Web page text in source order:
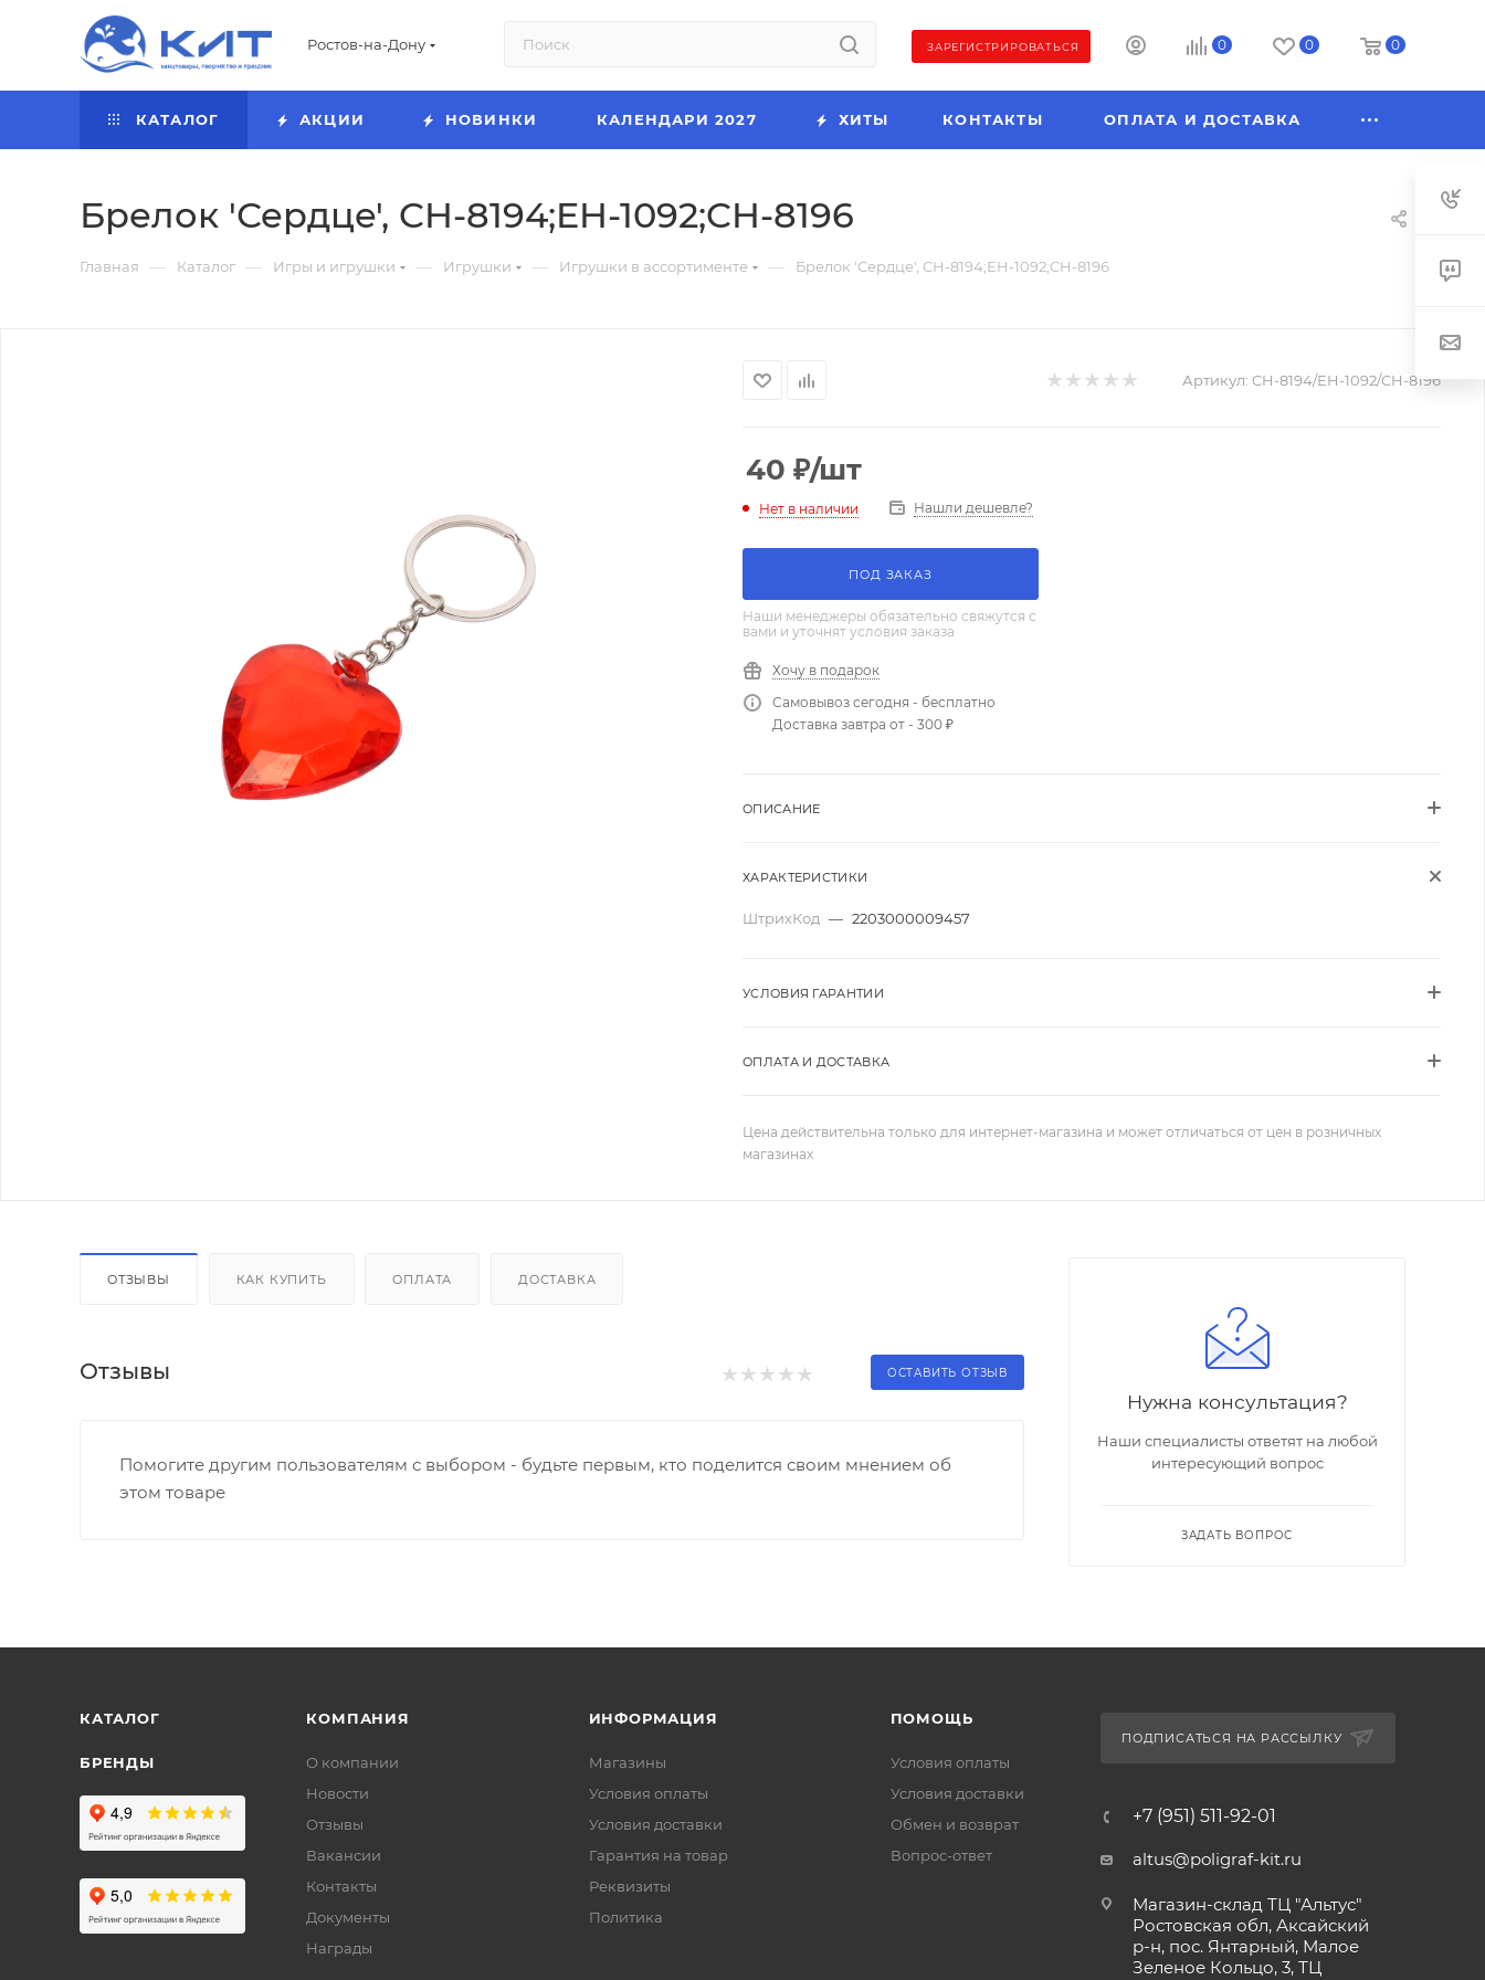
Ростов-на-Дону ЗАРЕГИСТРИРОВАТЬСЯ 0 0 0
КАТАЛОГ АКЦИИ НОВИНКИ КАЛЕНДАРИ 2027 ХИТЫ КОНТАКТЫ ОПЛАТА И ДОСТАВКА
Брелок 'Сердце', CH-8194;EH-1092;CH-8196
Главная — Каталог — Игры и игрушки — Игрушки — Игрушки в ассортименте — Брелок 'Сердце', CH-8194;EH-1092;CH-8196
Артикул: CH-8194/EH-1092/CH-8196
40 ₽/шт
Нет в наличии Нашли дешевле?
ПОД ЗАКАЗ
Наши менеджеры обязательно свяжутся с
вами и уточнят условия заказа
Хочу в подарок
Самовывоз сегодня - бесплатно
Доставка завтра от - 300 ₽
ОПИСАНИЕ
ХАРАКТЕРИСТИКИ
ШтрихКод — 2203000009457
УСЛОВИЯ ГАРАНТИИ
ОПЛАТА И ДОСТАВКА
Цена действительна только для интернет-магазина и может отличаться от цен в розничных
магазинах
ОТЗЫВЫ КАК КУПИТЬ ОПЛАТА ДОСТАВКА
Отзывы ОСТАВИТЬ ОТЗЫВ
Помогите другим пользователям с выбором - будьте первым, кто поделится своим мнением об
этом товаре
Нужна консультация?
Наши специалисты ответят на любой
интересующий вопрос
ЗАДАТЬ ВОПРОС
КАТАЛОГ
БРЕНДЫ
КОМПАНИЯ
О компании
Новости
Отзывы
Вакансии
Контакты
Документы
Награды
ИНФОРМАЦИЯ
Магазины
Условия оплаты
Условия доставки
Гарантия на товар
Реквизиты
Политика
ПОМОЩЬ
Условия оплаты
Условия доставки
Обмен и возврат
Вопрос-ответ
ПОДПИСАТЬСЯ НА РАССЫЛКУ
+7 (951) 511-92-01
altus@poligraf-kit.ru
Магазин-склад ТЦ "Альтус"
Ростовская обл, Аксайский
р-н, пос. Янтарный, Малое
Зеленое Кольцо, 3, ТЦ